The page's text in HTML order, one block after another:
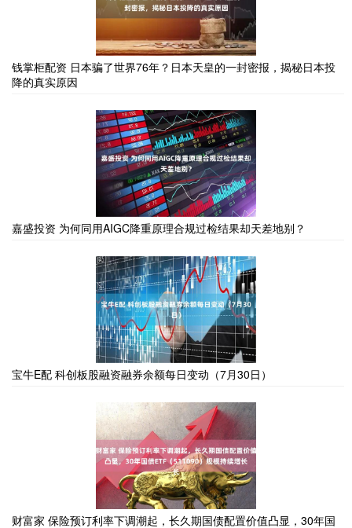
钱掌柜配资 日本骗了世界76年？日本天皇的一封密报，揭秘日本投
降的真实原因
嘉盛投资 为何同用AIGC降重原理合规过检结果却天差地别？
宝牛E配 科创板股融资融券余额每日变动（7月30日）
财富家 保险预订利率下调潮起，长久期国债配置价值凸显，30年国